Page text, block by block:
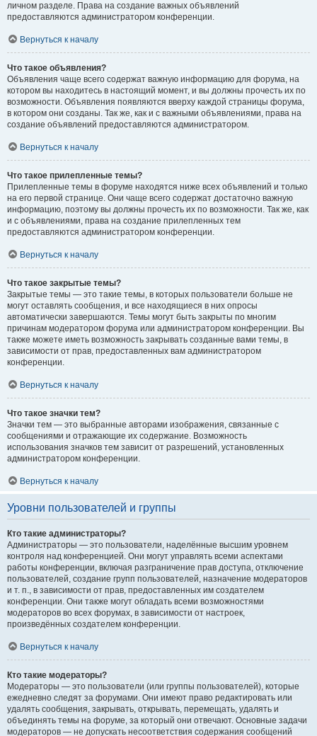
личном разделе. Права на создание важных объявлений
предоставляются администратором конференции.
Вернуться к началу
Что такое объявления?
Объявления чаще всего содержат важную информацию для форума, на
котором вы находитесь в настоящий момент, и вы должны прочесть их по
возможности. Объявления появляются вверху каждой страницы форума,
в котором они созданы. Так же, как и с важными объявлениями, права на
создание объявлений предоставляются администратором.
Вернуться к началу
Что такое прилепленные темы?
Прилепленные темы в форуме находятся ниже всех объявлений и только
на его первой странице. Они чаще всего содержат достаточно важную
информацию, поэтому вы должны прочесть их по возможности. Так же, как
и с объявлениями, права на создание прилепленных тем
предоставляются администратором конференции.
Вернуться к началу
Что такое закрытые темы?
Закрытые темы — это такие темы, в которых пользователи больше не
могут оставлять сообщения, и все находящиеся в них опросы
автоматически завершаются. Темы могут быть закрыты по многим
причинам модератором форума или администратором конференции. Вы
также можете иметь возможность закрывать созданные вами темы, в
зависимости от прав, предоставленных вам администратором
конференции.
Вернуться к началу
Что такое значки тем?
Значки тем — это выбранные авторами изображения, связанные с
сообщениями и отражающие их содержание. Возможность
использования значков тем зависит от разрешений, установленных
администратором конференции.
Вернуться к началу
Уровни пользователей и группы
Кто такие администраторы?
Администраторы — это пользователи, наделённые высшим уровнем
контроля над конференцией. Они могут управлять всеми аспектами
работы конференции, включая разграничение прав доступа, отключение
пользователей, создание групп пользователей, назначение модераторов
и т. п., в зависимости от прав, предоставленных им создателем
конференции. Они также могут обладать всеми возможностями
модераторов во всех форумах, в зависимости от настроек,
произведённых создателем конференции.
Вернуться к началу
Кто такие модераторы?
Модераторы — это пользователи (или группы пользователей), которые
ежедневно следят за форумами. Они имеют право редактировать или
удалять сообщения, закрывать, открывать, перемещать, удалять и
объединять темы на форуме, за который они отвечают. Основные задачи
модераторов — не допускать несоответствия содержания сообщений